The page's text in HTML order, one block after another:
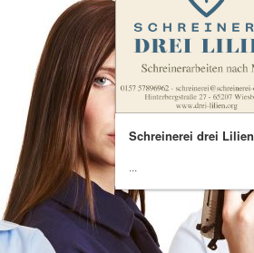
Schreinerei drei Lilien
...